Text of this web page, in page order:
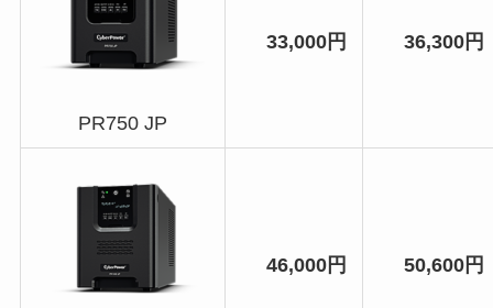
PR750 JP
33,000円 36,300円
46,000円 50,600円